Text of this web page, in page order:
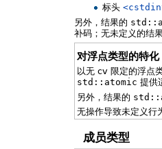
标头
另外，结果的
补码；无未定义的结果
对浮点类型的特化
以无 cv 限定的浮点
std::atomic 提供
另外，结果的
无操作导致未定义行
成员类型